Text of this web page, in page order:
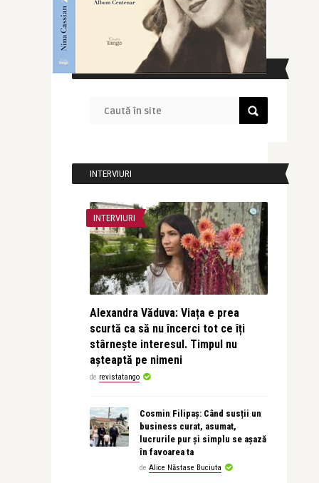
CAUTĂ ÎN SITE
INTERVIURI
INTERVIURI
Alexandra Văduva: Viața e prea
scurtă ca să nu încerci tot ce îți
stârnește interesul. Timpul nu
așteaptă pe nimeni
de revistatango
Cosmin Filipaș: Când susții un
business curat, asumat,
lucrurile pur și simplu se așază
în favoarea ta
de Alice Năstase Buciuta